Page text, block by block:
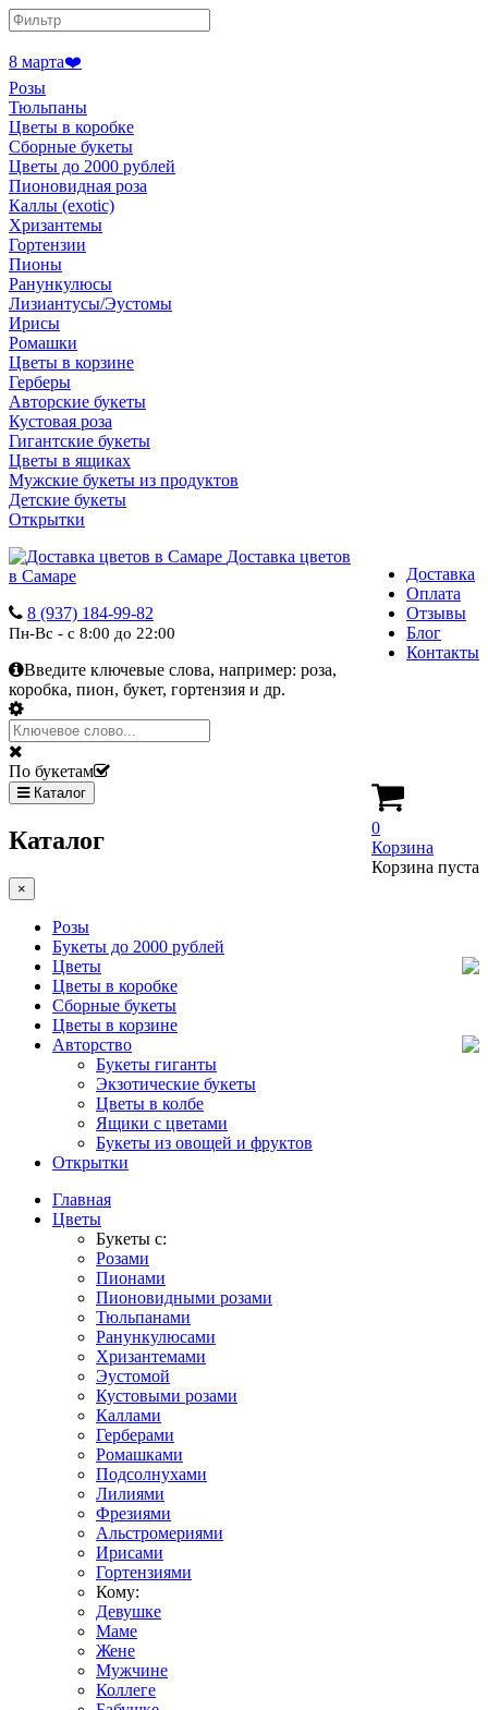
8 марта❤️
Розы
Тюльпаны
Цветы в коробке
Сборные букеты
Цветы до 2000 рублей
Пионовидная роза
Каллы (exotic)
Хризантемы
Гортензии
Пионы
Ранункулюсы
Лизиантусы/Эустомы
Ирисы
Ромашки
Цветы в корзине
Герберы
Авторские букеты
Кустовая роза
Гигантские букеты
Цветы в ящиках
Мужские букеты из продуктов
Детские букеты
Открытки
Доставка
Оплата
Отзывы
Блог
Контакты
Доставка цветов
в Самаре
8 (937) 184-99-82
Пн-Вс - с 8:00 до 22:00
Введите ключевые слова, например: роза,
коробка, пион, букет, гортензия и др.
По букетам
0
Корзина
Корзина пуста
Каталог
Каталог
×
Розы
Букеты до 2000 рублей
Цветы
Цветы в коробке
Сборные букеты
Цветы в корзине
Авторство
Букеты гиганты
Экзотические букеты
Цветы в колбе
Ящики с цветами
Букеты из овощей и фруктов
Открытки
Главная
Цветы
Букеты с:
Розами
Пионами
Пионовидными розами
Тюльпанами
Ранункулюсами
Хризантемами
Эустомой
Кустовыми розами
Каллами
Герберами
Ромашками
Подсолнухами
Лилиями
Фрезиями
Альстромериями
Ирисами
Гортензиями
Кому:
Девушке
Маме
Жене
Мужчине
Коллеге